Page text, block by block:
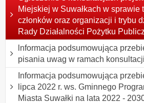
Miejskiej w Suwałkach w sprawie
członków oraz organizacji i trybu
Rady Działalności Pożytku
lnformacja podsumowująca
pisania uwag w ramach
Informacja podsumowująca
lipca 2022 r. ws. Gminnego
Miasta Suwałki na lata 2022 -